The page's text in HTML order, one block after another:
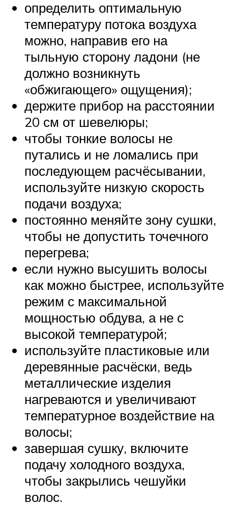
определить оптимальную
температуру потока воздуха
можно, направив его на
тыльную сторону ладони (не
должно возникнуть
«обжигающего» ощущения);
держите прибор на расстоянии
20 см от шевелюры;
чтобы тонкие волосы не
путались и не ломались при
последующем расчёсывании,
используйте низкую скорость
подачи воздуха;
постоянно меняйте зону сушки,
чтобы не допустить точечного
перегрева;
если нужно высушить волосы
как можно быстрее, используйте
режим с максимальной
мощностью обдува, а не с
высокой температурой;
используйте пластиковые или
деревянные расчёски, ведь
металлические изделия
нагреваются и увеличивают
температурное воздействие на
волосы;
завершая сушку, включите
подачу холодного воздуха,
чтобы закрылись чешуйки
волос.